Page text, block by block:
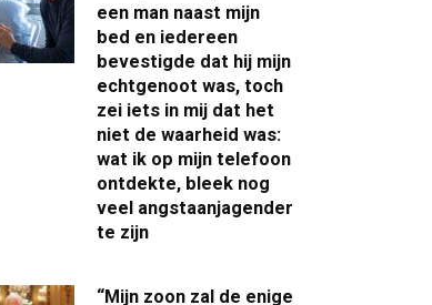
een man naast mijn
bed en iedereen
bevestigde dat hij mijn
echtgenoot was, toch
zei iets in mij dat het
niet de waarheid was:
wat ik op mijn telefoon
ontdekte, bleek nog
veel angstaanjagender
te zijn
“Mijn zoon zal de enige